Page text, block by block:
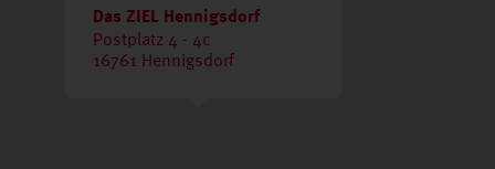
Das ZIEL Hennigsdorf
Postplatz 4 - 4c
16761 Hennigsdorf